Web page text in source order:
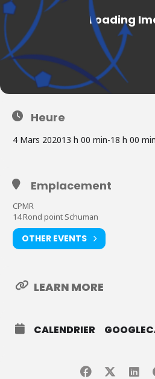
Heure
4 Mars 202013 h 00 min-18 h 00 min
Emplacement
CPMR
14 Rond point Schuman
OTHER EVENTS
LEARN MORE
CALENDRIER